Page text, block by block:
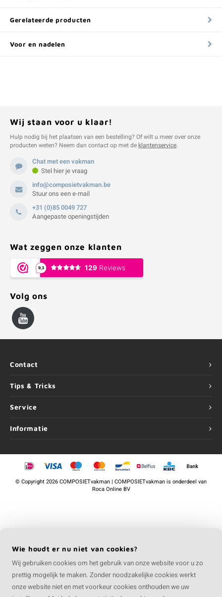
Gerelateerde producten
Voor en nadelen
Wij staan voor u klaar!
Hulp nodig bij het plaatsen van een bestelling? Of wilt u meer over onze
producten weten? Neem dan contact op met deklantenservice.
Chat met een vakman
Stel hier je vraag
info@composietvakman.be
Stuur ons een e-mail
+31 (0)85 0049 727
Aangepaste openingstijden
Wat zeggen onze klanten
Volg ons
Contact
Tips & Tricks
Service
Informatie
©Copyright2026 COMPOSIETvakman | COMPOSIETvakman is onderdeel van
Roca Online BV
Wie houdt er nu niet van cookies?
Wij gebruiken cookies om het gebruik van onze website voor u zo
prettig mogelijk te maken. Zonder noodzakelijke cookies werkt
onze website niet en met voorkeur cookies onthouden we uw